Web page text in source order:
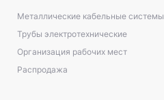
Металлические кабельные системы
Трубы электротехнические
Организация рабочих мест
Распродажа